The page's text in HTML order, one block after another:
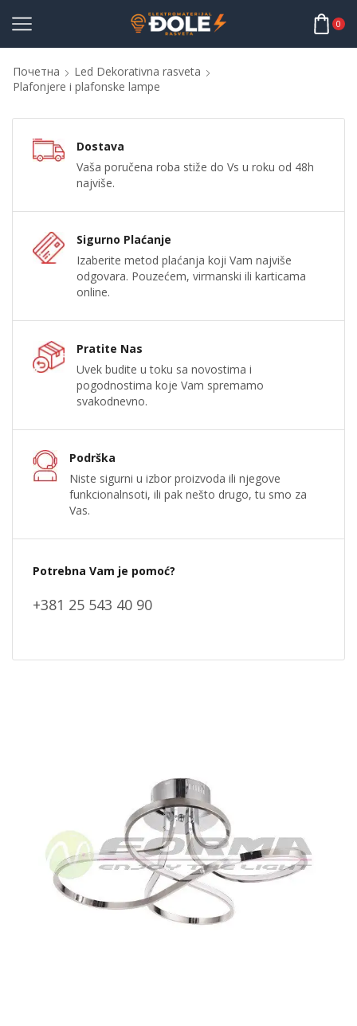
0
Почетна
Led Dekorativna rasveta
Plafonjere i plafonske lampe
Dostava
Vaša poručena roba stiže do Vs u roku od 48h
najviše.
Sigurno Plaćanje
Izaberite metod plaćanja koji Vam najviše
odgovara. Pouzećem, virmanski ili karticama
online.
Pratite Nas
Uvek budite u toku sa novostima i
pogodnostima koje Vam spremamo
svakodnevno.
Podrška
Niste sigurni u izbor proizvoda ili njegove
funkcionalnsoti, ili pak nešto drugo, tu smo za
Vas.
Potrebna Vam je pomoć?
+381 25 543 40 90